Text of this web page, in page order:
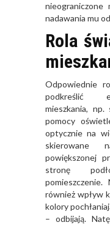
nieograniczone
nadawania mu
Rola
Odpowiednie
podkreślić
mieszkania,
pomocy
optycznie na
skierowane
powiększonej
stronę
również wpływ
kolory
– odbijają.